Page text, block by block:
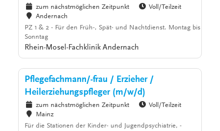
zum nächstmöglichen Zeitpunkt
Voll/Teilzeit
Andernach
PZ 1 & 2 - Für den Früh-, Spät- und Nachtdienst. Montag bis
Sonntag
Rhein-Mosel-Fachklinik Andernach
Pflegefachmann/-frau / Erzieher /
Heilerziehungspfleger (m/w/d)
zum nächstmöglichen Zeitpunkt
Voll/Teilzeit
Mainz
Für die Stationen der Kinder- und Jugendpsychiatrie, -